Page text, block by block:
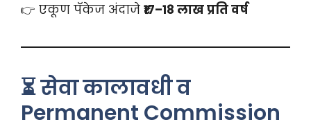
👉 एकूण पॅकेज अंदाजे ₹17–18 लाख प्रति वर्ष
⏳ सेवा कालावधी व
Permanent Commission